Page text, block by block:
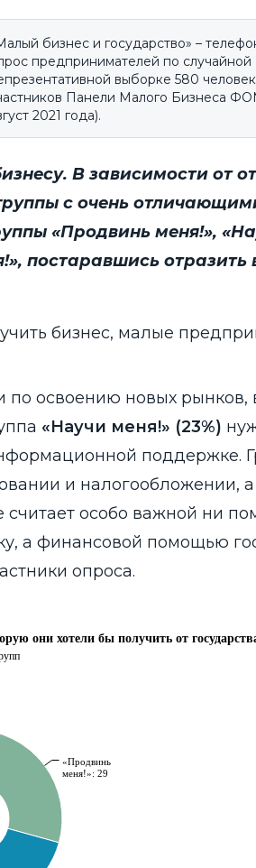
бизнес и государство» –
предпринимателей по случайной
выборке 580
Панели Малого Бизнеса
2021 года).
В зависимости от
с очень
«Продвинь меня!»,
постаравшись отразить
бизнес, малые
освоению новых рынков,
«Научи меня!» (23%)
поддержке.
и налогообложении,
считает особо важной ни
а финансовой помощью
опроса.